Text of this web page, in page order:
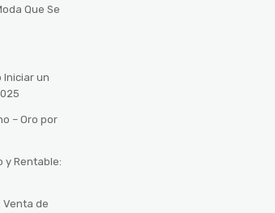
Que Se
Iniciar un
– Oro por
y Rentable:
Venta de